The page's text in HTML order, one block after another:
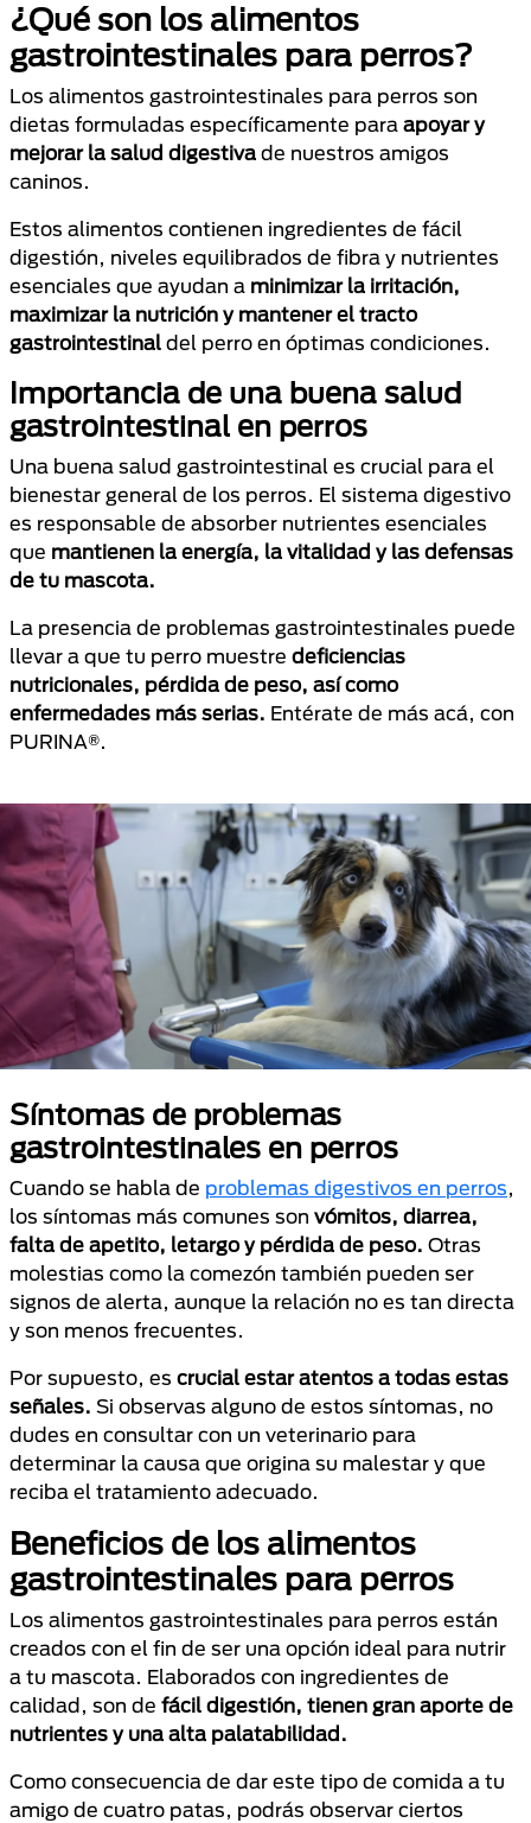
¿Qué son los alimentos
gastrointestinales para perros?
Los alimentos gastrointestinales para perros son
dietas formuladas específicamente para apoyar y
mejorar la salud digestiva de nuestros amigos
caninos.
Estos alimentos contienen ingredientes de fácil
digestión, niveles equilibrados de fibra y nutrientes
esenciales que ayudan a minimizar la irritación,
maximizar la nutrición y mantener el tracto
gastrointestinal del perro en óptimas condiciones.
Importancia de una buena salud
gastrointestinal en perros
Una buena salud gastrointestinal es crucial para el
bienestar general de los perros. El sistema digestivo
es responsable de absorber nutrientes esenciales
que mantienen la energía, la vitalidad y las defensas
de tu mascota.
La presencia de problemas gastrointestinales puede
llevar a que tu perro muestre deficiencias
nutricionales, pérdida de peso, así como
enfermedades más serias. Entérate de más acá, con
PURINA®.
Síntomas de problemas
gastrointestinales en perros
Cuando se habla de problemas digestivos en perros,
los síntomas más comunes son vómitos, diarrea,
falta de apetito, letargo y pérdida de peso. Otras
molestias como la comezón también pueden ser
signos de alerta, aunque la relación no es tan directa
y son menos frecuentes.
Por supuesto, es crucial estar atentos a todas estas
señales. Si observas alguno de estos síntomas, no
dudes en consultar con un veterinario para
determinar la causa que origina su malestar y que
reciba el tratamiento adecuado.
Beneficios de los alimentos
gastrointestinales para perros
Los alimentos gastrointestinales para perros están
creados con el fin de ser una opción ideal para nutrir
a tu mascota. Elaborados con ingredientes de
calidad, son de fácil digestión, tienen gran aporte de
nutrientes y una alta palatabilidad.
Como consecuencia de dar este tipo de comida a tu
amigo de cuatro patas, podrás observar ciertos